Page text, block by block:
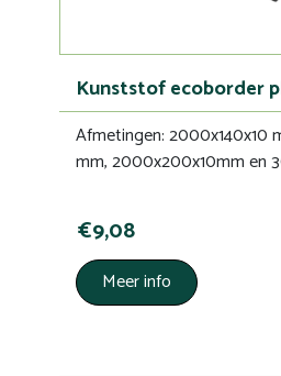
Kunststof ecoborder
Afmetingen: 2000x140x10
mm, 2000x200x10mm en
€9,08
Meer info